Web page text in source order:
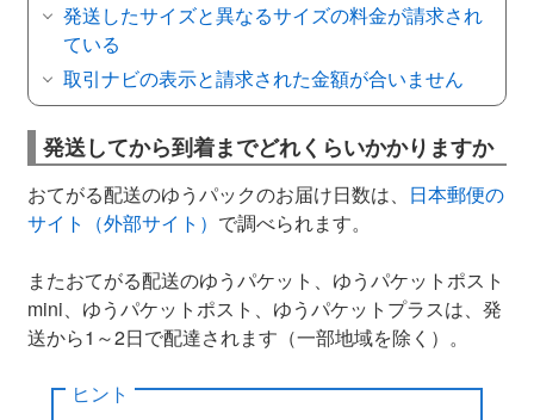
発送したサイズと異なるサイズの料金が請求され
ている
取引ナビの表示と請求された金額が合いません
発送してから到着までどれくらいかかりますか
おてがる配送のゆうパックのお届け日数は、 日本郵便の
サイト（外部サイト） で調べられます。
またおてがる配送のゆうパケット、ゆうパケットポスト
mini、ゆうパケットポスト、ゆうパケットプラスは、発
送から1～2日で配達されます（一部地域を除く）。
ヒント